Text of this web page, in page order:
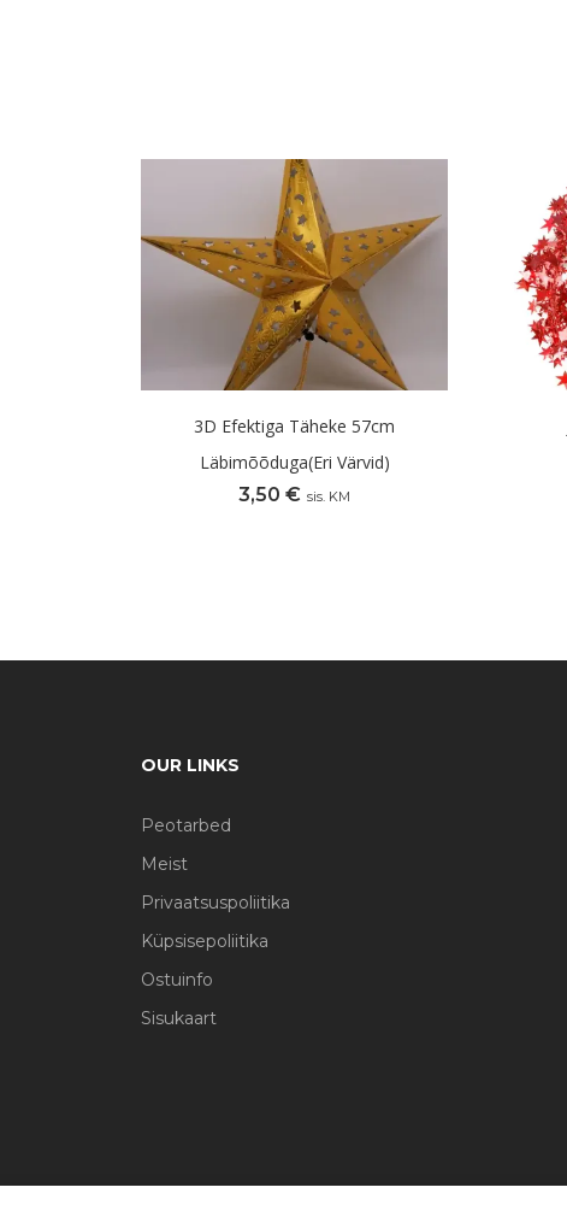
3D Efektiga Täheke 57cm
Läbimõõduga(eri Värvid)
3,50 € sis. KM
OUR LINKS
Peotarbed
Meist
Privaatsuspoliitika
Küpsisepoliitika
Ostuinfo
Sisukaart